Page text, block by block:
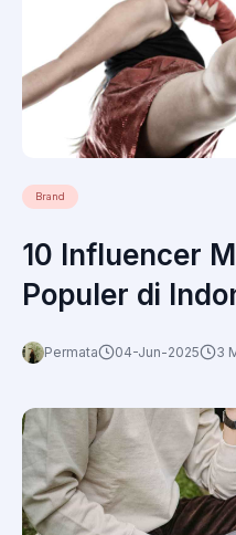
Brand
10 Influencer
Populer di
Permata 04-Jun-2025 3